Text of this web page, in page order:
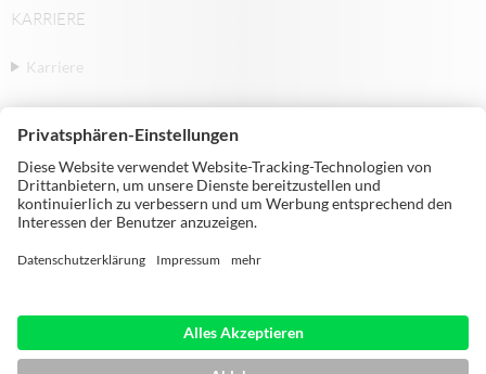
KARRIERE
Karriere
97941 Tauberbischofsheim | Germany |
Telephone: +49 9341 860